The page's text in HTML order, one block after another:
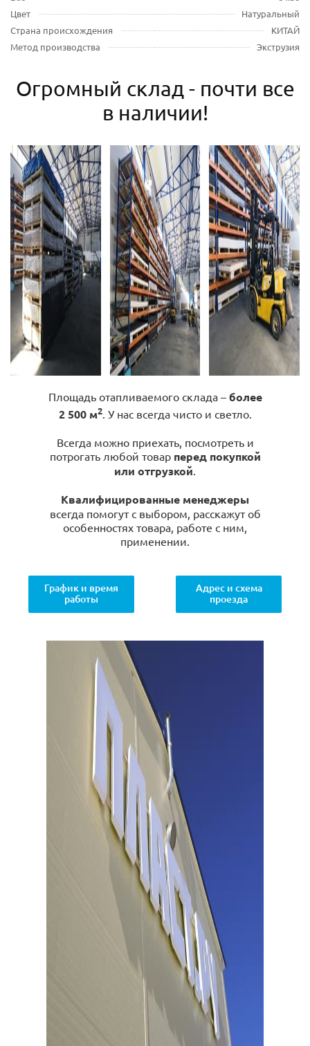
Цвет
Натуральный
Страна происхождения
КИТАЙ
Метод производства
Экструзия
Огромный склад - почти все
в наличии!
Площадь отапливаемого склада – более
2 500 м2. У нас всегда чисто и светло.
Всегда можно приехать, посмотреть и
потрогать любой товар перед покупкой
или отгрузкой.
Квалифицированные менеджеры
всегда помогут с выбором, расскажут об
особенностях товара, работе с ним,
применении.
График и время
работы
Адрес и схема
проезда